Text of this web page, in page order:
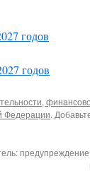
годов
годов
Федерации.